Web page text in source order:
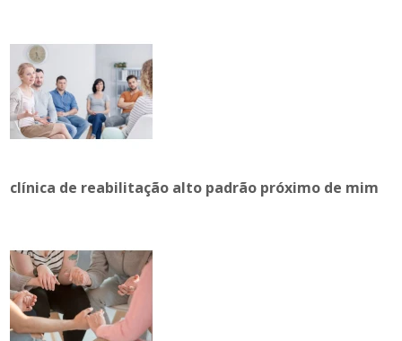
clínica de reabilitação alto padrão próximo de mim